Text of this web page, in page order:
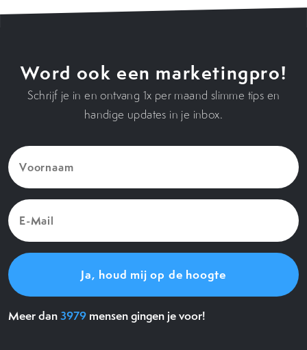
Word ook een marketingpro!
Schrijf je in en ontvang 1x per maand slimme tips en
handige updates in je inbox.
Voornaam
(Vereist)
E-
Mail
(Vereist)
Meer dan3979 mensen gingen je voor!